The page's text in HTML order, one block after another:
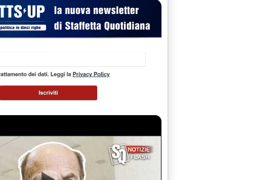
su consumatori “particolarmente negativo”. Termoelettrico: a rischio sicurezza
colpire solo l'energia'